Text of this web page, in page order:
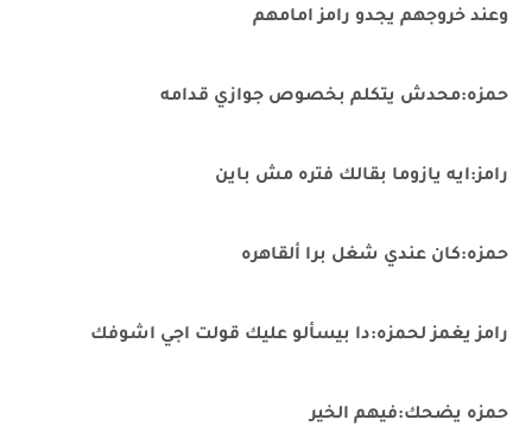
وعند خروجهم يجدو رامز امامهم
حمزه:محدش يتكلم بخصوص جوازي قدامه
رامز:ايه يازوما بقالك فتره مش باين
حمزه:كان عندي شغل برا ألقاهره
رامز يغمز لحمزه:دا بيسألو عليك قولت اجي اشوفك
حمزه يضحك:فيهم الخير